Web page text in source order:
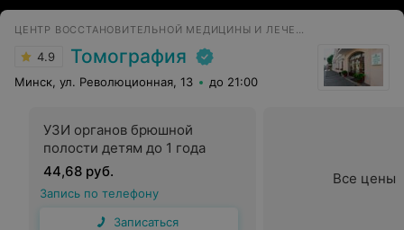
ЦЕНТР ВОССТАНОВИТЕЛЬНОЙ МЕДИЦИНЫ И ЛЕЧЕНИЯ БОЛИ
4.9 Томография
Минск, ул. Революционная, 13 до 21:00
УЗИ органов брюшной
полости детям до 1 года
44,68 руб.
Запись по телефону
Записаться
Все цены